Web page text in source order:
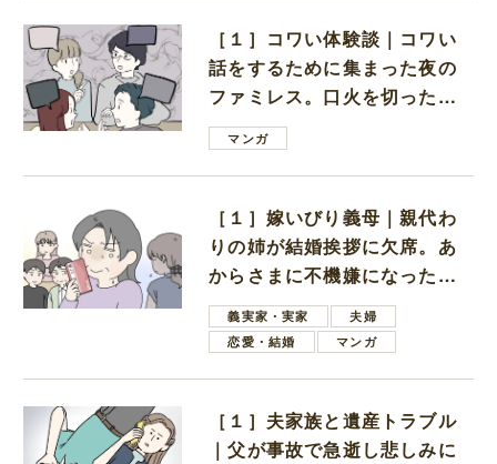
［１］コワい体験談｜コワい
話をするために集まった夜の
ファミレス。口火を切ったの
は電車好きの男の子ママ
マンガ
［１］嫁いびり義母｜親代わ
りの姉が結婚挨拶に欠席。あ
からさまに不機嫌になった義
母義実家・実家
夫婦
恋愛・結婚
マンガ
［１］夫家族と遺産トラブル
｜父が事故で急逝し悲しみに